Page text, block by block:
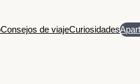
Consejos de viajeCuriosidades